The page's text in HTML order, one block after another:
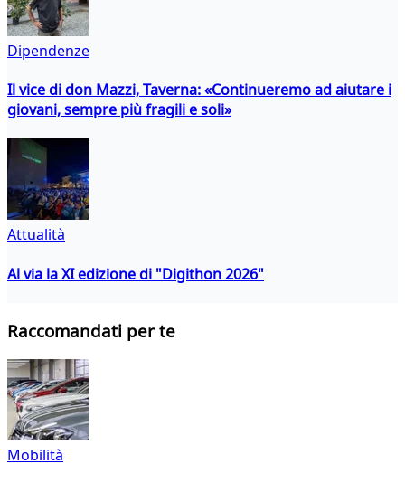
Dipendenze
Il vice di don Mazzi, Taverna: «Continueremo ad aiutare i
giovani, sempre più fragili e soli»
Attualità
Al via la XI edizione di "Digithon 2026"
Raccomandati per te
Mobilità